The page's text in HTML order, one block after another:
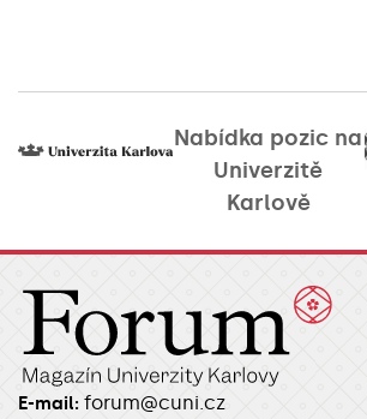
Nabídka pozic na
Univerzitě
Karlově
E-mail: forum@cuni.cz